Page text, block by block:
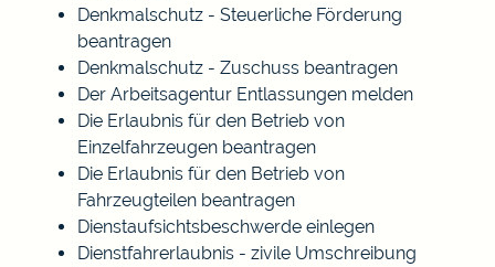
Denkmalschutz - Steuerliche Förderung
beantragen
Denkmalschutz - Zuschuss beantragen
Der Arbeitsagentur Entlassungen melden
Die Erlaubnis für den Betrieb von
Einzelfahrzeugen beantragen
Die Erlaubnis für den Betrieb von
Fahrzeugteilen beantragen
Dienstaufsichtsbeschwerde einlegen
Dienstfahrerlaubnis - zivile Umschreibung